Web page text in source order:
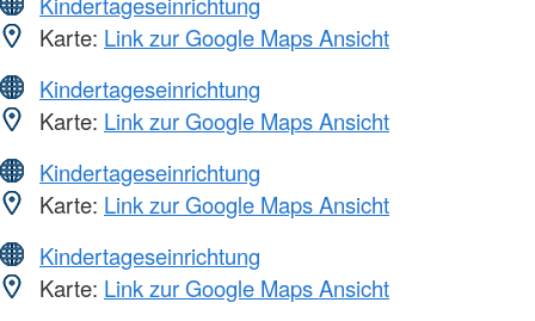
Karte: Link zur Google Maps Ansicht
Kindertageseinrichtung
Karte: Link zur Google Maps Ansicht
Kindertageseinrichtung
Karte: Link zur Google Maps Ansicht
Kindertageseinrichtung
Karte: Link zur Google Maps Ansicht